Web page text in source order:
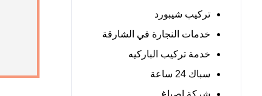
تركيب شيبورد
خدمات النجارة في الشارقة
خدمة تركيب الباركيه
سباك 24 ساعة
شركة اصباغ